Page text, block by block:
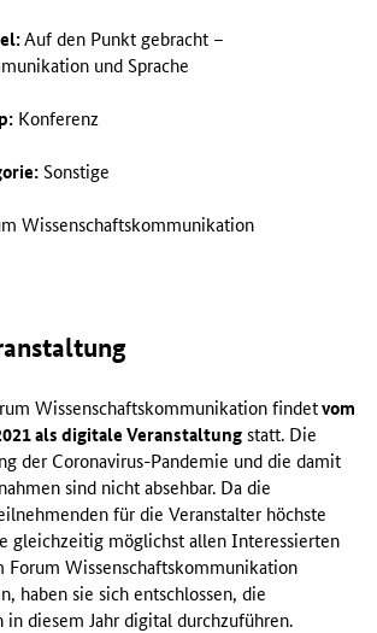
Auf den Punkt gebracht –
und Sprache
Konferenz
Sonstige
Wissenschaftskommunikation
Wissenschaftskommunikation findetvom
als digitale Veranstaltungstatt. Die
der Coronavirus-Pandemie und die damit
sind nicht absehbar. Da die
für die Veranstalter höchste
gleichzeitig möglichst allen Interessierten
Forum Wissenschaftskommunikation
haben sie sich entschlossen, die
in diesem Jahr digital durchzuführen.